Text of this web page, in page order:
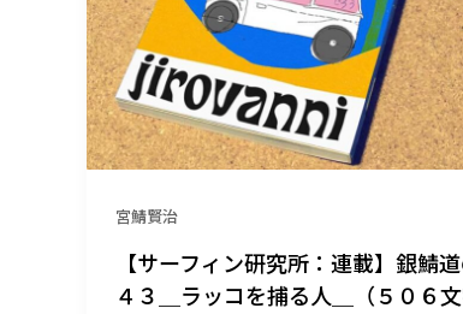
宮鯖賢治
【サーフィン研究所：連載】銀鯖
４３＿ラッコを捕る人＿（５０６文
研
究
所：
連
載】
銀
道
の
夜